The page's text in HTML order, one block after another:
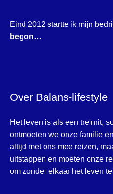
Eind 2012 startte ik mijn
begon…
Over Balans-lifestyle
Het leven is als een treinrit,
ontmoeten we onze familie
altijd met ons mee reizen,
uitstappen en moeten onze
om zonder elkaar het leven